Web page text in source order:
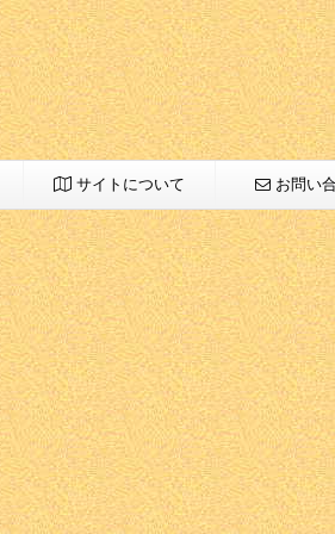
サイトについて お問い